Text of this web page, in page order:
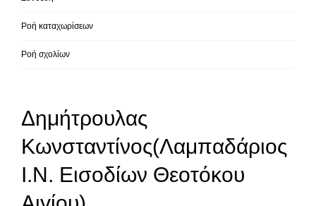
Ροή καταχωρίσεων
Ροή σχολίων
Δημήτρουλας
Κωνσταντίνος(Λαμπαδάριος
Ι.Ν. Εισοδίων Θεοτόκου